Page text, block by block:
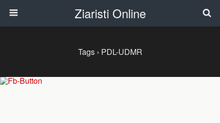
Ziaristi Online
Tags › PDL-UDMR